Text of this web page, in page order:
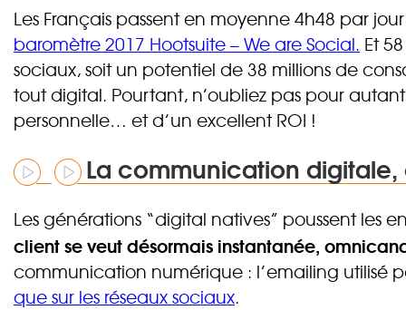
Les Français passent en moyenne 4h48 par
baromètre 2017 Hootsuite – We are Social. Et
sociaux, soit un potentiel de 38 millions de
tout digital. Pourtant, n’oubliez pas pour
personnelle… et d’un excellent ROI !
La communication
Les générations “digital natives” poussent les
client se veut désormais instantanée,
communication numérique : l’emailing utilisé
que sur les réseaux sociaux.